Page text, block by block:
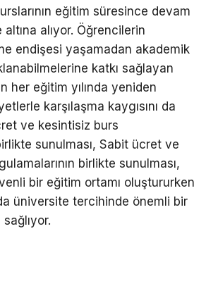
eğitim süresince devam
alıyor. Öğrencilerin
endişesi yaşamadan akademik
katkı sağlayan
her eğitim yılında yeniden
karşılaşma kaygısını da
ve kesintisiz burs
sunulması, Sabit ücret ve
birlikte sunulması,
bir eğitim ortamı oluştururken
üniversite tercihinde önemli bir